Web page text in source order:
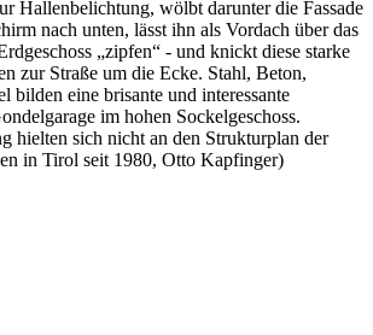
Hallenbelichtung, wölbt darunter die Fassade
nach unten, lässt ihn als Vordach über das
„zipfen“ - und knickt diese starke
zur Straße um die Ecke. Stahl, Beton,
bilden eine brisante und interessante
im hohen Sockelgeschoss.
hielten sich nicht an den Strukturplan der
in Tirol seit 1980, Otto Kapfinger)